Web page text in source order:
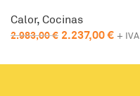
Calor, Cocinas
2.983,00€ 2.237,00€ + IVA